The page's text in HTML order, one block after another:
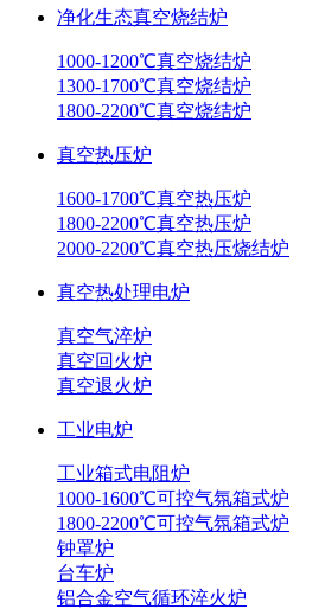
净化生态真空烧结炉
1000-1200℃真空烧结炉
1300-1700℃真空烧结炉
1800-2200℃真空烧结炉
真空热压炉
1600-1700℃真空热压炉
1800-2200℃真空热压炉
2000-2200℃真空热压烧结炉
真空热处理电炉
真空气淬炉
真空回火炉
真空退火炉
工业电炉
工业箱式电阻炉
1000-1600℃可控气氛箱式炉
1800-2200℃可控气氛箱式炉
钟罩炉
台车炉
铝合金空气循环淬火炉